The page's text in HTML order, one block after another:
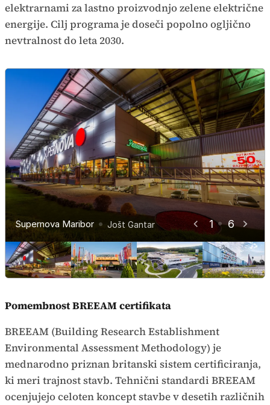
elektrarnami za lastno proizvodnjo zelene električne
energije. Cilj programa je doseči popolno ogljično
nevtralnost do leta 2030.
1 6
Supernova Maribor Jošt Gantar
Supernova Nova Gorica Jošt Gantar
Supernova Novo Mesto
Jošt Gantar
Supernova Kamnik Jošt Gantar
Supernova Kranj Jošt Gantar
Supernova Ptuj Jošt Gantar
Pomembnost BREEAM certifikata
BREEAM (Building Research Establishment
Environmental Assessment Methodology) je
mednarodno priznan britanski sistem certificiranja,
ki meri trajnost stavb. Tehnični standardi BREEAM
ocenjujejo celoten koncept stavbe v desetih različnih